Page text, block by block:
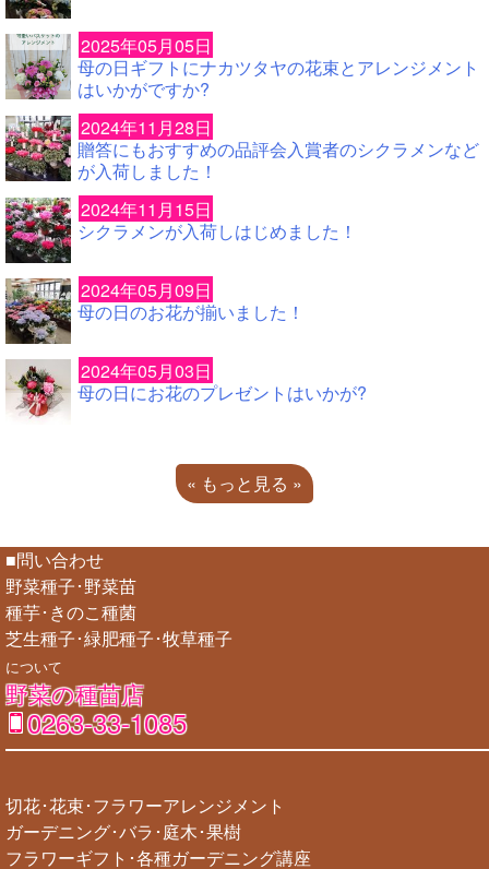
2025年05月05日
母の日ギフトにナカツタヤの花束とアレンジメント
はいかがですか?
2024年11月28日
贈答にもおすすめの品評会入賞者のシクラメンなど
が入荷しました！
2024年11月15日
シクラメンが入荷しはじめました！
2024年05月09日
母の日のお花が揃いました！
2024年05月03日
母の日にお花のプレゼントはいかが?
« もっと見る »
■問い合わせ
野菜種子･野菜苗
種芋･きのこ種菌
芝生種子･緑肥種子･牧草種子
について
野菜の種苗店
0263-33-1085
切花･花束･フラワーアレンジメント
ガーデニング･バラ･庭木･果樹
フラワーギフト･各種ガーデニング講座